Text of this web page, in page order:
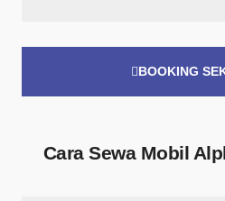
BOOKING
Cara Sewa Mobil